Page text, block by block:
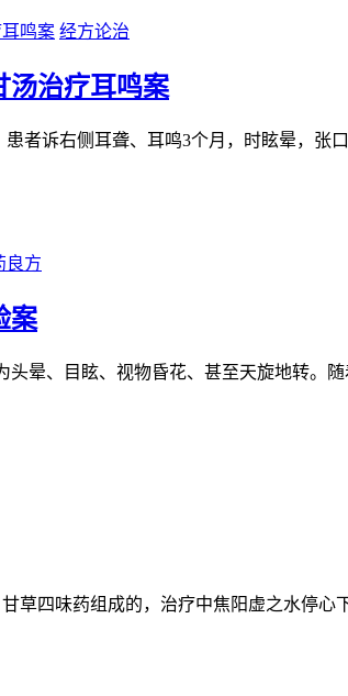
经方论治
汤治疗耳鸣案
患者诉右侧耳聋、耳鸣3个月，时眩晕，
良方
案
头晕、目眩、视物昏花、甚至天旋地转。
草四味药组成的，治疗中焦阳虚之水停